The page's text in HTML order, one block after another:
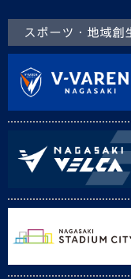
スポーツ・地域創